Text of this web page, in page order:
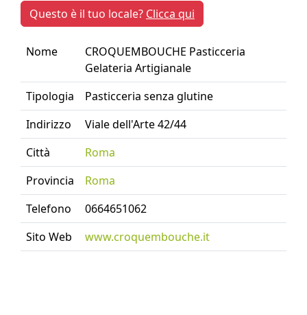
Questo è il tuo locale? Clicca qui
Nome
CROQUEMBOUCHE Pasticceria
Gelateria Artigianale
Tipologia
Pasticceria senza glutine
Indirizzo
Viale dell'Arte 42/44
Città
Roma
Provincia
Roma
Telefono
0664651062
Sito Web
www.croquembouche.it